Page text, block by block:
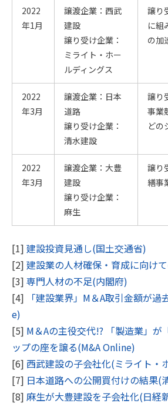
2022
年1月
譲渡企業：西武
建設
譲り受け企業：
ミライト・ホー
ルディングス
譲り
に組
の加
2022
年3月
譲渡企業：日本
道路
譲り受け企業：
清水建設
譲り
事業
どの
2022
年3月
譲渡企業：大豊
建設
譲り受け企業：
麻生
譲り
繕事
[1] 建設投資見通し(国土交通省)
[2] 建設業の人材確保・育成に向け
[3] 専門人材の不足(内閣府)
[4]
「建設業界」M＆A取引金額が
e)
[5] M＆Aの主役交代!? 「製造業」が
ップの座を譲る(M&A Online)
[6] 西武建設の子会社化(ミライト・
[7] 日本道路への公開買付けの結果(
[8] 麻生が大豊建設を子会社化(日経